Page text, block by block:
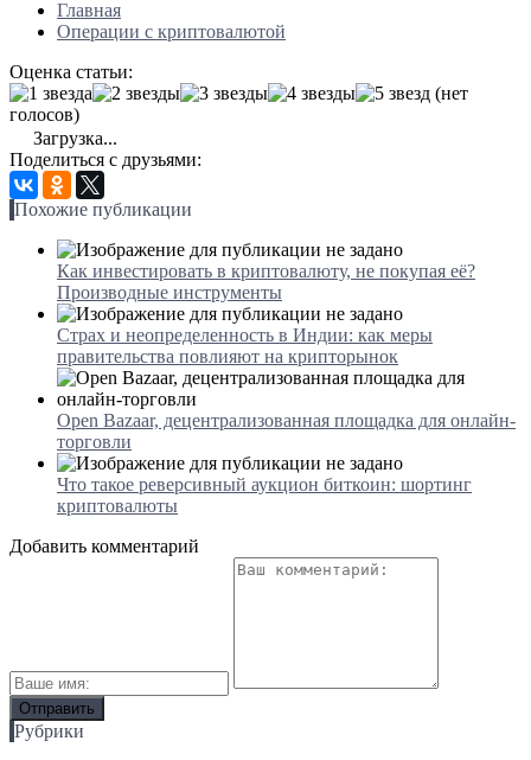
Главная
Операции с криптовалютой
Оценка статьи:
(нет
голосов)
Загрузка...
Поделиться с друзьями:
Похожие публикации
Как инвестировать в криптовалюту, не покупая её?
Производные инструменты
Страх и неопределенность в Индии: как меры
правительства повлияют на крипторынок
Open Bazaar, децентрализованная площадка для онлайн-
торговли
Что такое реверсивный аукцион биткоин: шортинг
криптовалюты
Добавить комментарий
Рубрики